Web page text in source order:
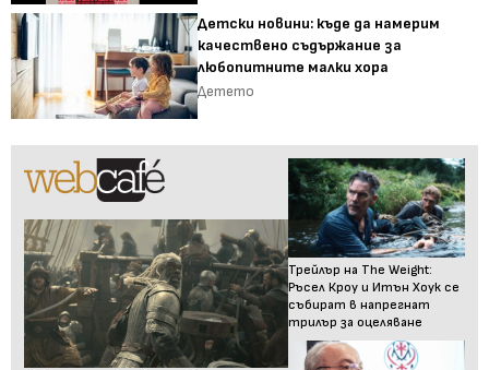
Детски новини: къде да намерим
качествено съдържание за
любопитните малки хора
Детето
Трейлър на The Weight:
Ръсел Кроу и Итън Хоук се
събират в напрегнат
трилър за оцеляване